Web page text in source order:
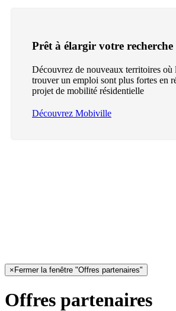
Prêt à élargir votre recherche
Découvrez de nouveaux territoires où
trouver un emploi sont plus fortes en
projet de mobilité résidentielle
Découvrez Mobiville
× Fermer la fenêtre "Offres partenaires"
Offres partenaires